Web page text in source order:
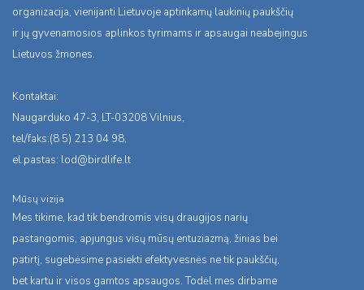
organizacija, vienijanti Lietuvoje aptinkamų laukinių paukščių
ir jų gyvenamosios aplinkos tyrimams ir apsaugai neabejingus
Lietuvos žmones.
Kontaktai:
Naugarduko 47-3, LT-03208 Vilnius,
tel/faks:(8 5) 213 04 98,
el.pastas: lod@birdlife.lt
Mūsų vizija
Mes tikime, kad tik bendromis visų draugijos narių
pastangomis, apjungus visų mūsų entuziazmą, žinias bei
patirtį, sugebėsime pasiekti efektyvesnės ne tik paukščių,
bet kartu ir visos gamtos apsaugos. Todėl mes dirbame